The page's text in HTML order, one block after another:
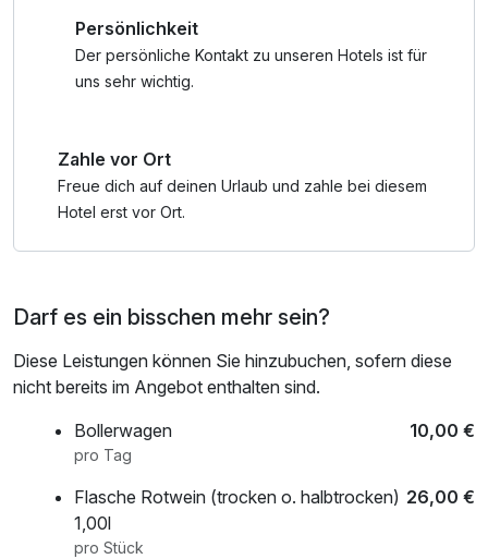
Persönlichkeit
Der persönliche Kontakt zu unseren Hotels ist für
uns sehr wichtig.
Zahle vor Ort
Freue dich auf deinen Urlaub und zahle bei diesem
Hotel erst vor Ort.
Darf es ein bisschen mehr sein?
Diese Leistungen können Sie hinzubuchen, sofern diese
nicht bereits im Angebot enthalten sind.
Bollerwagen
10,00 €
pro Tag
Flasche Rotwein (trocken o. halbtrocken)
1,00l
26,00 €
pro Stück